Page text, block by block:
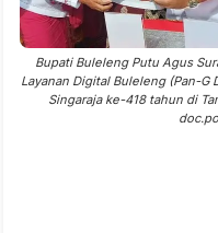
Bupati Buleleng Putu Agus
Layanan Digital Buleleng (Pan-G
Singaraja ke-418 tahun di